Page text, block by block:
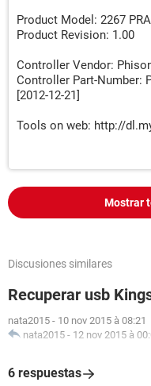
Product Model: 2267
Product Revision: 1.00
Controller Vendor:
Controller Part-Number:
[2012-12-21]
Tools on web: http://
Mostrar
Discusiones similares
Recuperar usb
nata2015 - 10 nov 2015 à 08:21
nata2015 - 12 nov 2015 à
6 respuestas